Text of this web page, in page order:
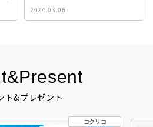
ト&プレゼント
コクリコ
2024.03.06